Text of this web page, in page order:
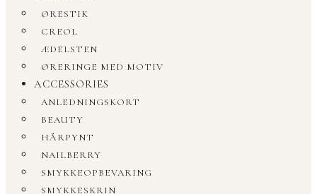
ØRESTIK
CREOL
ÆDELSTEN
ØRERINGE MED MOTIV
ACCESSORIES
ANLEDNINGSKORT
BEAUTY
HÅRPYNT
NAILBERRY
SMYKKEOPBEVARING
SMYKKESKRIN